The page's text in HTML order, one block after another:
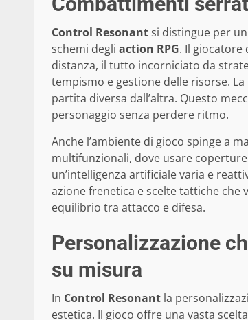
Control Resonantsi distingue per
schemi degli action RPG. Il giocatore
distanza, il tutto incorniciato da
tempismo e gestione delle risorse.
partita diversa dall’altra. Questo
personaggio senza perdere ritmo.
Anche l’ambiente di gioco spinge a
multifunzionali, dove usare
un’intelligenza artificiale varia e
azione frenetica e scelte tattiche
equilibrio tra attacco e difesa.
Personalizzazione
su misura
In Control Resonant la
estetica. Il gioco offre una vasta